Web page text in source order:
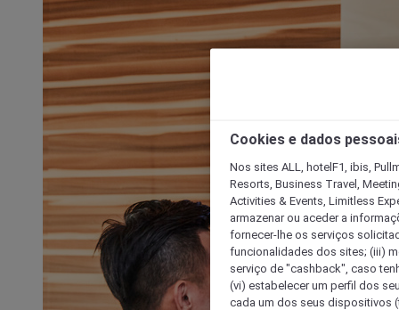
Cookies e dados
Nos sites ALL, hotelF1, ibis,
Resorts, Business Travel,
Activities & Events, Limitless
armazenar ou aceder a
fornecer-lhe os serviços
funcionalidades dos sites; (iii)
serviço de "cashback", caso
(vi) estabelecer um perfil dos
cada um dos seus dispositivos